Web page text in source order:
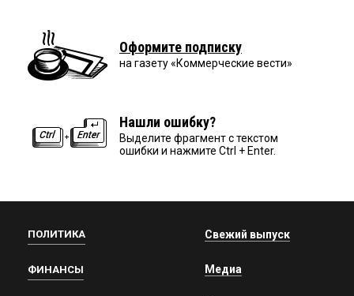
Оформите подписку
на газету «Коммерческие вести»
Нашли ошибку?
Выделите фрагмент с текстом
ошибки и нажмите Ctrl + Enter.
ПОЛИТИКА
ФИНАНСЫ
Свежий выпуск
Медиа